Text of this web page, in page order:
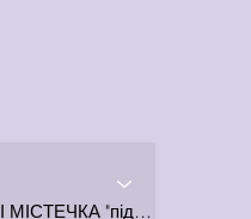
КОТЕДЖНІ МІСТЕЧКА "під ключ"